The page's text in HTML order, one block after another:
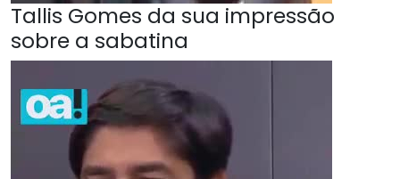
Tallis Gomes da sua impressão
sobre a sabatina